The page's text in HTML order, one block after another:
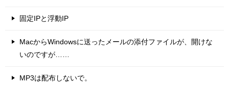
固定IPと浮動IP
MacからWindowsに送ったメールの添付ファイルが、開けな
いのですが……
MP3は配布しないで。